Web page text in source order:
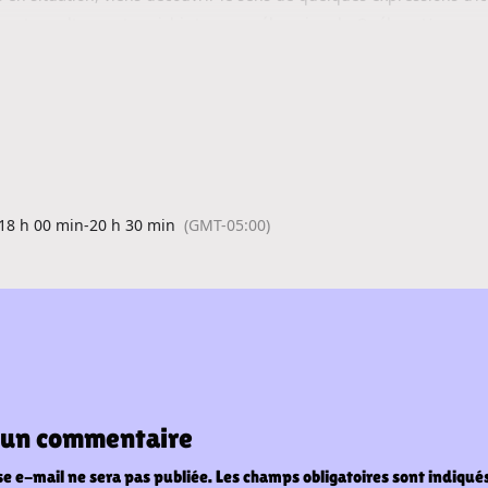
h 00 min-20 h 30 min (GMT-05:00)
commentaire
e-mail ne sera pas publiée.Les champs obligatoires sont